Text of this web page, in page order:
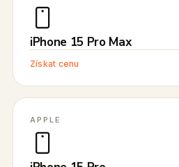
iPhone 15 Pro Max
Získat cenu
APPLE